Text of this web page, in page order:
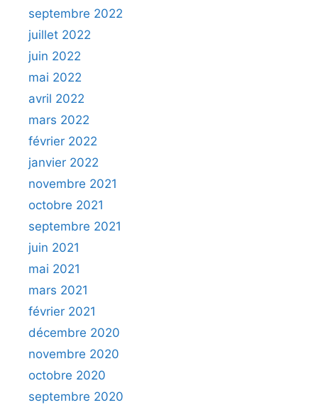
septembre 2022
juillet 2022
juin 2022
mai 2022
avril 2022
mars 2022
février 2022
janvier 2022
novembre 2021
octobre 2021
septembre 2021
juin 2021
mai 2021
mars 2021
février 2021
décembre 2020
novembre 2020
octobre 2020
septembre 2020